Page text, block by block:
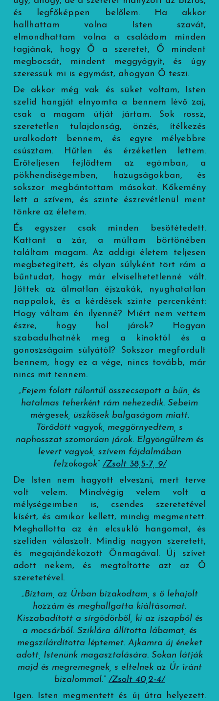
és legfőképpen belőlem. Ha akkor
hallhattam volna Isten szavát,
elmondhattam volna a családom minden
tagjának, hogy Ő a szeretet, Ő mindent
megbocsát, mindent meggyógyít, és úgy
szeressük mi is egymást, ahogyan Ő teszi.
De akkor még vak és süket voltam, Isten
szelíd hangját elnyomta a bennem lévő zaj,
csak a magam útját jártam. Sok rossz,
szeretetlen tulajdonság, önzés, ítélkezés
uralkodott bennem, és egyre mélyebbre
csúsztam. Hűtlen és érzéketlen lettem.
Erőteljesen fejlődtem az egómban, a
pökhendiségemben, hazugságokban, és
sokszor megbántottam másokat. Kőkemény
lett a szívem, és szinte észrevétlenül ment
tönkre az életem.
És egyszer csak minden besötétedett.
Kattant a zár, a múltam börtönében
találtam magam. Az addigi életem teljesen
megbetegített, és olyan súlyként tört rám a
bűntudat, hogy már elviselhetetlenné vált.
Jöttek az álmatlan éjszakák, nyughatatlan
nappalok, és a kérdések szinte percenként:
Hogy váltam én ilyenné? Miért nem vettem
észre, hogy hol járok? Hogyan
szabadulhatnék meg a kínoktól és a
gonoszságaim súlyától? Sokszor megfordult
bennem, hogy ez a vége, nincs tovább, már
nincs mit tennem.
„Fejem fölött túlontúl összecsapott a bűn, és
hatalmas teherként rám nehezedik. Sebeim
mérgesek, üszkösek balgaságom miatt.
Törődött vagyok, meggörnyedtem, s
naphosszat szomorúan járok. Elgyöngültem és
levert vagyok, szívem fájdalmában
felzokogok” /Zsolt 38,5-7, 9/
De Isten nem hagyott elveszni, mert terve
volt velem. Mindvégig velem volt a
mélységeimben is, csendes szeretetével
kísért, és amikor kellett, mindig megmentett.
Meghallotta az én elcsukló hangomat, és
szelíden válaszolt. Mindig nagyon szeretett,
és megajándékozott Önmagával. Új szívet
adott nekem, és megtöltötte azt az Ő
szeretetével.
„Bíztam, az Úrban bizakodtam, s ő lehajolt
hozzám és meghallgatta kiáltásomat.
Kiszabadított a sírgödörből, ki az iszapból és
a mocsárból. Sziklára állította lábamat, és
megszilárdította léptemet. Ajkamra új éneket
adott, Istenünk magasztalására. Sokan látják
majd és megremegnek, s eltelnek az Úr iránt
bizalommal.” /Zsolt 40,2-4/
Igen. Isten megmentett és új útra helyezett.